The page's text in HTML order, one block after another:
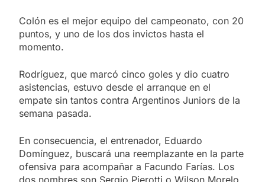
Colón es el mejor equipo del campeonato, con 20
puntos, y uno de los dos invictos hasta el
momento.
Rodríguez, que marcó cinco goles y dio cuatro
asistencias, estuvo desde el arranque en el
empate sin tantos contra Argentinos Juniors de la
semana pasada.
En consecuencia, el entrenador, Eduardo
Domínguez, buscará una reemplazante en la parte
ofensiva para acompañar a Facundo Farías. Los
dos nombres son Sergio Pierotti o Wilson Morelo,